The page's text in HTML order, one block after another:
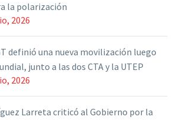
la polarización
2026
definió una nueva movilización luego
junto a las dos CTA y la UTEP
2026
Larreta criticó al Gobierno por la